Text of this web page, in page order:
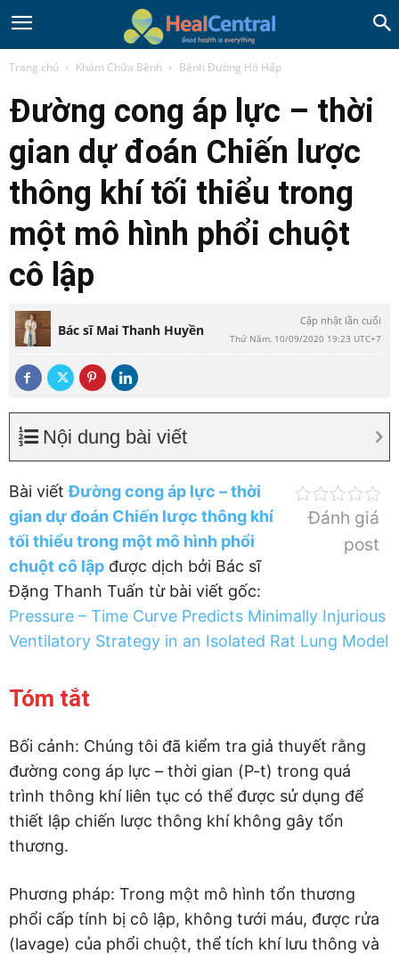
Trang chủ Khám Chữa Bệnh Bệnh Đường Hô Hấp
Đường cong áp lực – thời
gian dự đoán Chiến lược
thông khí tối thiểu trong
một mô hình phổi chuột
cô lập
Bác sĩ Mai Thanh Huyền
Cập nhật lần cuối
Thứ Năm, 10/09/2020 19:23 UTC+7
Nội dung bài viết
Đánh giá
post
Bài viếtĐường cong áp lực – thời
gian dự đoán Chiến lược thông khí
tối thiểu trong một mô hình phổi
chuột cô lập được dịch bởi Bác sĩ
Đặng Thanh Tuấn từ bài viết gốc:
Pressure – Time Curve Predicts Minimally Injurious
Ventilatory Strategy in an Isolated Rat Lung Model
Tóm tắt
Bối cảnh: Chúng tôi đã kiểm tra giả thuyết rằng
đường cong áp lực – thời gian (P-t) trong quá
trình thông khí liên tục có thể được sử dụng để
thiết lập chiến lược thông khí không gây tổn
thương.
Phương pháp: Trong một mô hình tổn thương
phổi cấp tính bị cô lập, không tưới máu, được rửa
(lavage) của phổi chuột, thể tích khí lưu thông và